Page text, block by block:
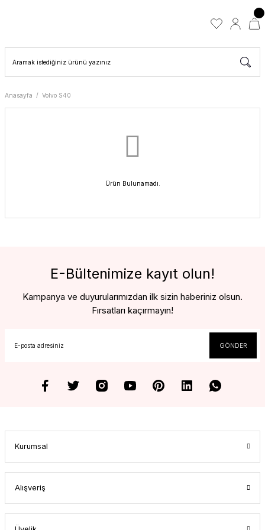
Anasayfa Volvo S40
Ürün Bulunamadı.
E-Bültenimize kayıt olun!
Kampanya ve duyurularımızdan ilk sizin haberiniz olsun.
Fırsatları kaçırmayın!
GÖNDER
Kurumsal
Alışveriş